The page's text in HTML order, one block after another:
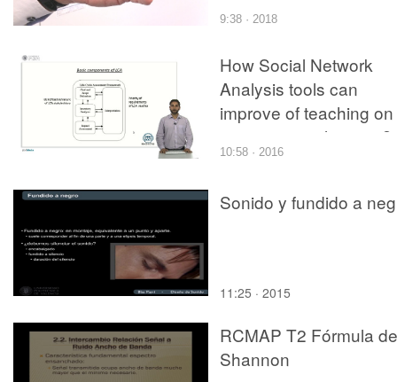
9:38 · 2018
How Social Network
Analysis tools can
improve of teaching on
environmental issues?
view of brazilian
Life Cycle Assessment
10:58 · 2016
Sonido y fundido a
11:25 · 2015
RCMAP T2 Fórmula de
Shannon